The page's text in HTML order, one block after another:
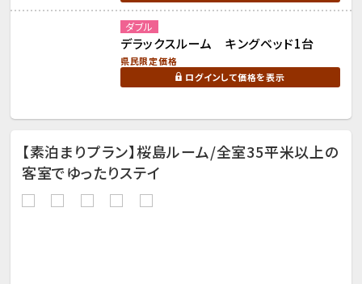
ダブル
デラックスルーム キングベッド1台
県民限定価格
ログインして価格を表示
【素泊まりプラン】桜島ルーム/全室35平米以上の
客室でゆったりステイ